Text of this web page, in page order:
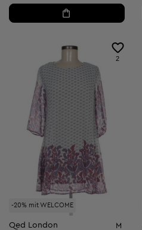
-20% mit WELCOME
2
Qed London M